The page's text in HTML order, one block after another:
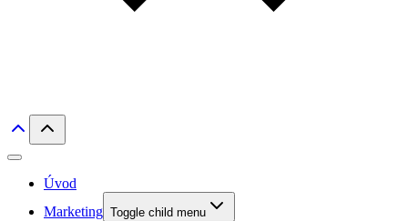
Úvod
Marketing Toggle child menu